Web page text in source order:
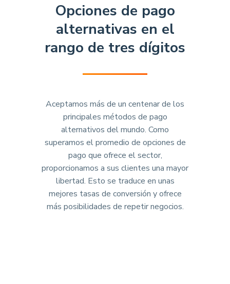
Opciones de pago
alternativas en el
rango de tres dígitos
Aceptamos más de un centenar de los
principales métodos de pago
alternativos del mundo. Como
superamos el promedio de opciones de
pago que ofrece el sector,
proporcionamos a sus clientes una mayor
libertad. Esto se traduce en unas
mejores tasas de conversión y ofrece
más posibilidades de repetir negocios.